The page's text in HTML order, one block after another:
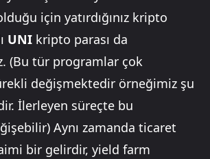
için yatırdığınız kripto
UNI kripto parası da
(Bu tür programlar çok
değişmektedir örneğimiz şu
İlerleyen süreçte bu
Aynı zamanda ticaret
bir gelirdir, yield farm